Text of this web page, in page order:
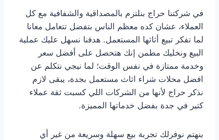
في شركتنا حراج بنلتزم بالمصداقية والشفافية مع كل
العملاء، عشان كده معظم الناس بتفضل تتعامل معانا
لما تفكر تبيع أثاثها المستعمل. هدفنا نسهل عليك عملية
البيع ونخليك مطمن إنك هتحصل على أفضل سعر
وخدمة ممتازة في نفس الوقت؛ لما نيجي نتكلم عن
افضل محلات شراء اثاث مستعمل بجدة، يبقى لازم
نذكر حراج لأنها من الشركات اللي كسبت ثقة عملاء
كتير في جدة بفضل خدماتها المميزة.
بنهتم نوفرلك تجربة بيع سهلة وسريعة من غير أي